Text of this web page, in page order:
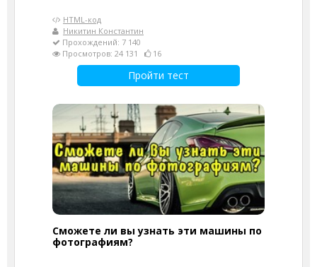
HTML-код
Никитин Константин
Прохождений: 7 140
Просмотров: 24 131
16
Пройти тест
Сможете ли вы узнать эти машины по
фотографиям?